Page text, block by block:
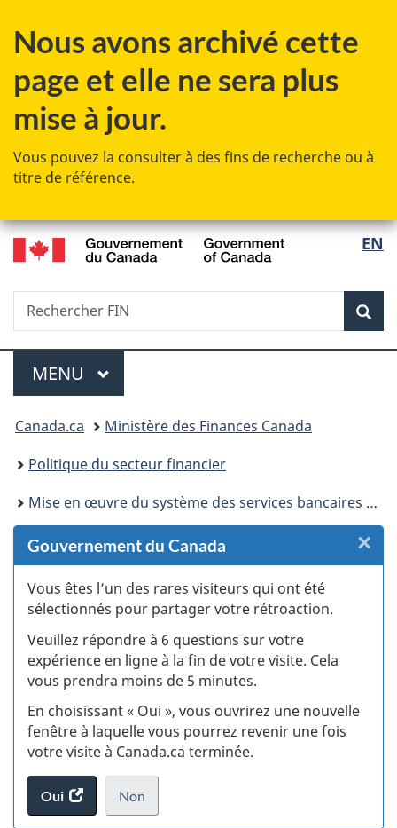
au
des
au
principal
à
Au
»
à
version
Nous avons archivé cette
page et elle ne sera plus
mise à jour.
Vous pouvez la consulter à des fins de recherche ou à
titre de référence.
de
la
EN
Recherche
Rechercher
FIN
Menu
MENU PRINCIPAL
Vous
êtes
ici :
Canada.ca
Ministère des Finances Canada
Politique du secteur financier
Mise en œuvre du système des services bancaires axés sur les consommateurs
Gouvernement du Canada
Vous êtes l’un des rares visiteurs qui ont été
sélectionnés pour partager votre rétroaction.
Veuillez répondre à 6 questions sur votre
expérience en ligne à la fin de votre visite. Cela
vous prendra moins de 5 minutes.
En choisissant « Oui », vous ouvrirez une nouvelle
fenêtre à laquelle vous pourrez revenir une fois
votre visite à Canada.ca terminée.
Oui
accéder
au
Non
je
.
×